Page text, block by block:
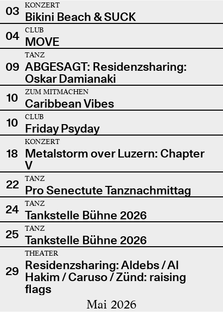
03
KONZERT
Bikini Beach & SUCK
04
CLUB
MOVE
09
TANZ
ABGESAGT: Residenzsharing:
Oskar Damianaki
10
ZUM MITMACHEN
Caribbean Vibes
10
CLUB
Friday Psyday
18
KONZERT
Metalstorm over Luzern: Chapter
V
22
TANZ
Pro Senectute Tanznachmittag
24
TANZ
Tankstelle Bühne 2026
25
TANZ
Tankstelle Bühne 2026
29
THEATER
Residenzsharing: Aldebs / Al
Hakim / Caruso / Zünd: raising
flags
Mai 2026